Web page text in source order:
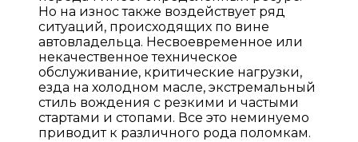
Но на износ также воздействует ряд
ситуаций, происходящих по вине
автовладельца. Несвоевременное или
некачественное техническое
обслуживание, критические нагрузки,
езда на холодном масле, экстремальный
стиль вождения с резкими и частыми
стартами и стопами. Все это неминуемо
приводит к различного рода поломкам.